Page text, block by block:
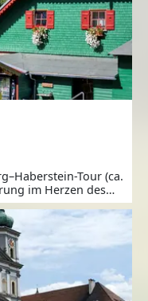
Tour (ca.
im Herzen des